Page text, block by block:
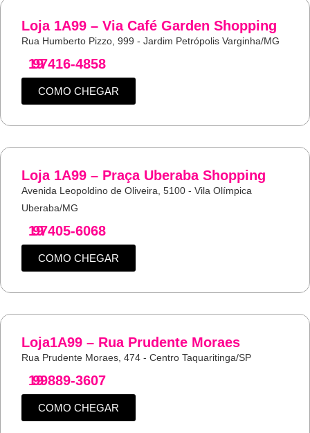
Loja 1A99 – Via Café Garden Shopping
Rua Humberto Pizzo, 999 - Jardim Petrópolis Varginha/MG
19
97416-4858
COMO CHEGAR
Loja 1A99 – Praça Uberaba Shopping
Avenida Leopoldino de Oliveira, 5100 - Vila Olímpica
Uberaba/MG
19
97405-6068
COMO CHEGAR
Loja1A99 – Rua Prudente Moraes
Rua Prudente Moraes, 474 - Centro Taquaritinga/SP
19
99889-3607
COMO CHEGAR